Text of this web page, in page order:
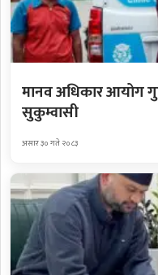
मानव अधिकार आयोग
सुकुम्वासी
असार ३० गते २०८३